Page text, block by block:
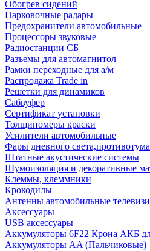
Обогрев сидений
Парковочные радары
Предохранители автомобильные
Процессоры звуковые
Радиостанции СБ
Разъемы для автомагнитол
Рамки переходные для а/м
Распродажа Trade in
Решетки для динамиков
Сабвуфер
Сертификат установки
Толщиномеры краски
Усилители автомобильные
Фары дневного
Штатные акустические системы
Шумоизоляция и декоративные
Клеммы, клеммники
Крокодилы
Антенны автомобильные
Аксессуары
USB аксессуары
Аккумуляторы 6F22 Крона АКБ
Аккумуляторы AA (Пальчиковые)